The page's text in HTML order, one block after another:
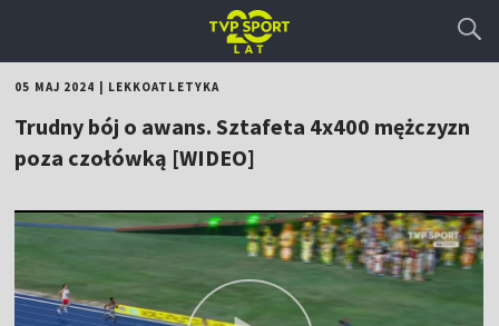
05 MAJ 2024 LEKKOATLETYKA
Trudny bój o awans. Sztafeta 4x400 mężczyzn
poza czołówką [WIDEO]